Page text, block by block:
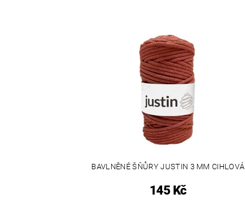
BAVLNĚNÉ ŠŇŮRY JUSTIN 3 MM CIHLOVÁ
145 Kč